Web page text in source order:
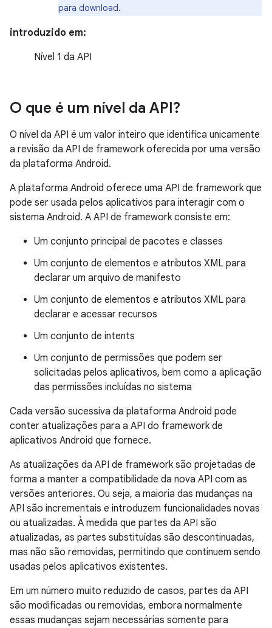
para download.
introduzido em:
Nível 1 da API
O que é um nível da API?
O nível da API é um valor inteiro que identifica unicamente
a revisão da API de framework oferecida por uma versão
da plataforma Android.
A plataforma Android oferece uma API de framework que
pode ser usada pelos aplicativos para interagir com o
sistema Android. A API de framework consiste em:
Um conjunto principal de pacotes e classes
Um conjunto de elementos e atributos XML para
declarar um arquivo de manifesto
Um conjunto de elementos e atributos XML para
declarar e acessar recursos
Um conjunto de intents
Um conjunto de permissões que podem ser
solicitadas pelos aplicativos, bem como a aplicação
das permissões incluídas no sistema
Cada versão sucessiva da plataforma Android pode
conter atualizações para a API do framework de
aplicativos Android que fornece.
As atualizações da API de framework são projetadas de
forma a manter a compatibilidade da nova API com as
versões anteriores. Ou seja, a maioria das mudanças na
API são incrementais e introduzem funcionalidades novas
ou atualizadas. À medida que partes da API são
atualizadas, as partes substituídas são descontinuadas,
mas não são removidas, permitindo que continuem sendo
usadas pelos aplicativos existentes.
Em um número muito reduzido de casos, partes da API
são modificadas ou removidas, embora normalmente
essas mudanças sejam necessárias somente para